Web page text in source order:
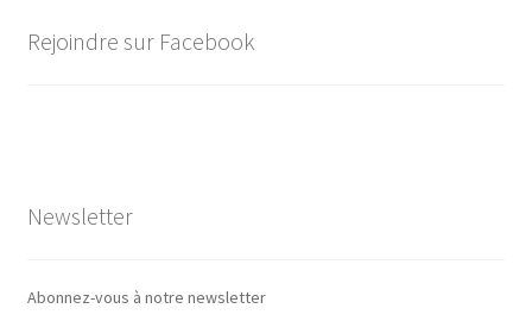
Rejoindre sur Facebook
Newsletter
Abonnez-vous à notre newsletter